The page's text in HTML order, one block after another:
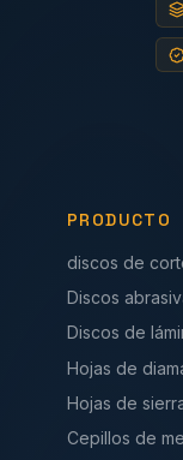
PRODUCTO
discos de
Discos
Discos de
Hojas de
Hojas de
Cepillos de